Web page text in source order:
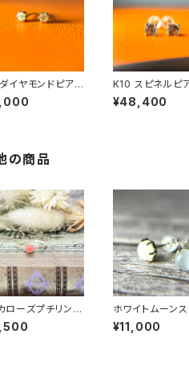
イヤモンドピアス
070
K10 スピネルピ
23-071
¥48,400
の商品
ローズプチリング
227
ホワイトムーン
プチピアス
¥11,000